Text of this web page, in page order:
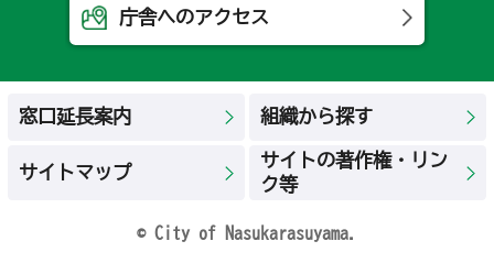
庁舎へのアクセス
窓口延長案内 組織から探す
サイトマップ
サイトの著作権・リン
ク等
© City of Nasukarasuyama.